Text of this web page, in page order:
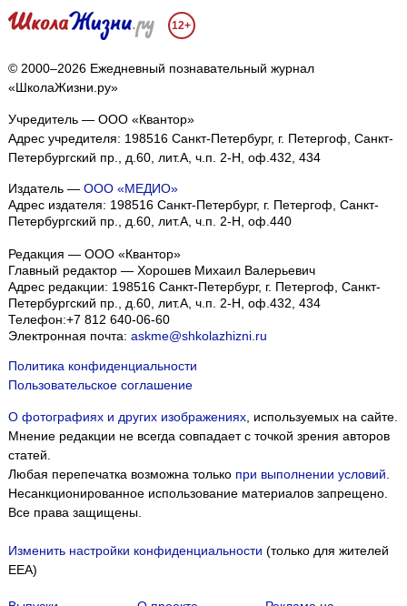
12+
© 2000–2026 Ежедневный познавательный журнал
«ШколаЖизни.ру»
Учредитель — ООО «Квантор»
Адрес учредителя: 198516 Санкт-Петербург, г. Петергоф, Санкт-
Петербургский пр., д.60, лит.А, ч.п. 2-Н, оф.432, 434
Издатель — ООО «МЕДИО»
Адрес издателя: 198516 Санкт-Петербург, г. Петергоф, Санкт-
Петербургский пр., д.60, лит.А, ч.п. 2-Н, оф.440
Редакция — ООО «Квантор»
Главный редактор — Хорошев Михаил Валерьевич
Адрес редакции: 198516 Санкт-Петербург, г. Петергоф Санкт-
Петербургский пр., д.60, лит.А, ч.п. 2-Н, оф.432, 434
Телефон:+7 812 640-06-60
Электронная почта: askme@shkolazhizni.ru
Политика конфиденциальности
Пользовательское соглашение
О фотографиях и других изображениях, используемых на сайте.
Мнение редакции не всегда совпадает с точкой зрения авторов
статей.
Любая перепечатка возможна только при выполнении условий
Несанкционированное использование материалов запрещено.
Все права защищены.
Изменить настройки конфиденциальности (только для жителей
EEA)